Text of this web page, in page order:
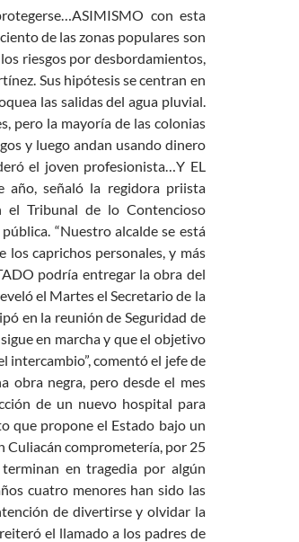
con esta
de las zonas populares son
riesgos por desbordamientos,
Sus hipótesis se centran en
las salidas del agua pluvial.
pero la mayoría de las colonias
y luego andan usando dinero
el joven profesionista…Y EL
año, señaló la regidora priista
el Tribunal de lo Contencioso
“Nuestro alcalde se está
caprichos personales, y más
podría entregar la obra del
el Martes el Secretario de la
en la reunión de Seguridad de
en marcha y que el objetivo
intercambio”, comentó el jefe de
obra negra, pero desde el mes
de un nuevo hospital para
que propone el Estado bajo un
Culiacán comprometería, por 25
en tragedia por algún
cuatro menores han sido las
de divertirse y olvidar la
el llamado a los padres de